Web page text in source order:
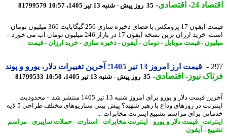
24
-اقتصادی-35 روز پیش - شنبه 13 تیر 1405، 10:57 81799579
قیمت آیفون 17 پرومکس با فضای ذخیره سازی 256 گیگابایت 366 میلیون تومان
ارزان ترین نسخه آیفون 17 در بازار 246 میلیون تومان آب می خورد. -
-قیمت موبایل-تومان-آیفون-ذخیره سازی- خرید ارزان - قیمت
قیمت ارز امروز 13 تیر 1405؛ آخرین تغییرات دلار، یورو و پوند
نیوز-اقتصادی-35 روز پیش - شنبه 13 تیر 1405، 10:50 81799533
آخرین قیمت دلار و یورو برای امروز شنبه 13 تیر 1405 منتشر شد. - محدودیت
اینترنت در روزهای وداع با رهبر شهید؟ پیش بینی سناریوهای مختلف طراحی 5 لایه
برای مراسم تشییع اینترنت مخابرات ...
-قیمت دلار و یورو -اینترنت مخابرات- استارت- حملات سایبری- مراسم
-آیفون